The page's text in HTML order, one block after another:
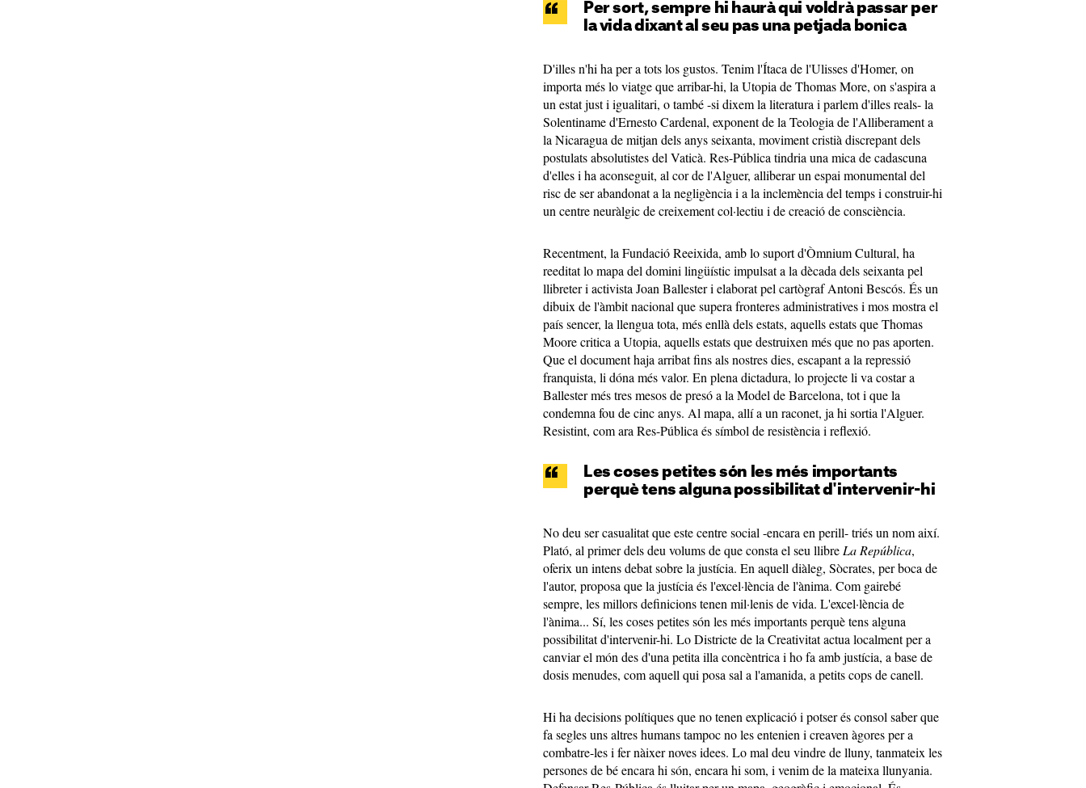
Per sort, sempre hi haurà qui voldrà passar per
la vida dixant al seu pas una petjada bonica
D'illes n'hi ha per a tots los gustos. Tenim l'Ítaca de l'Ulisses d'Homer, on
importa més lo viatge que arribar-hi, la Utopia de Thomas More, on s'aspira a
un estat just i igualitari, o també -si dixem la literatura i parlem d'illes reals- la
Solentiname d'Ernesto Cardenal, exponent de la Teologia de l'Alliberament a
la Nicaragua de mitjan dels anys seixanta, moviment cristià discrepant dels
postulats absolutistes del Vaticà. Res-Pública tindria una mica de cadascuna
d'elles i ha aconseguit, al cor de l'Alguer, alliberar un espai monumental del
risc de ser abandonat a la negligència i a la inclemència del temps i construir-hi
un centre neuràlgic de creixement col·lectiu i de creació de consciència.
Recentment, la Fundació Reeixida, amb lo suport d'Òmnium Cultural, ha
reeditat lo mapa del domini lingüístic impulsat a la dècada dels seixanta pel
llibreter i activista Joan Ballester i elaborat pel cartògraf Antoni Bescós. És un
dibuix de l'àmbit nacional que supera fronteres administratives i mos mostra el
país sencer, la llengua tota, més enllà dels estats, aquells estats que Thomas
Moore critica a Utopia, aquells estats que destruixen més que no pas aporten.
Que el document haja arribat fins als nostres dies, escapant a la repressió
franquista, li dóna més valor. En plena dictadura, lo projecte li va costar a
Ballester més tres mesos de presó a la Model de Barcelona, tot i que la
condemna fou de cinc anys. Al mapa, allí a un raconet, ja hi sortia l'Alguer.
Resistint, com ara Res-Pública és símbol de resistència i reflexió.
Les coses petites són les més importants
perquè tens alguna possibilitat d'intervenir-hi
No deu ser casualitat que este centre social -encara en perill- triés un nom així.
Plató, al primer dels deu volums de que consta el seu llibre La República,
oferix un intens debat sobre la justícia. En aquell diàleg, Sòcrates, per boca de
l'autor, proposa que la justícia és l'excel·lència de l'ànima. Com gairebé
sempre, les millors definicions tenen mil·lenis de vida. L'excel·lència de
l'ànima... Sí, les coses petites són les més importants perquè tens alguna
possibilitat d'intervenir-hi. Lo Districte de la Creativitat actua localment per a
canviar el món des d'una petita illa concèntrica i ho fa amb justícia, a base de
dosis menudes, com aquell qui posa sal a l'amanida, a petits cops de canell.
Hi ha decisions polítiques que no tenen explicació i potser és consol saber que
fa segles uns altres humans tampoc no les entenien i creaven àgores per a
combatre-les i fer nàixer noves idees. Lo mal deu vindre de lluny, tanmateix les
persones de bé encara hi són, encara hi som, i venim de la mateixa llunyania.